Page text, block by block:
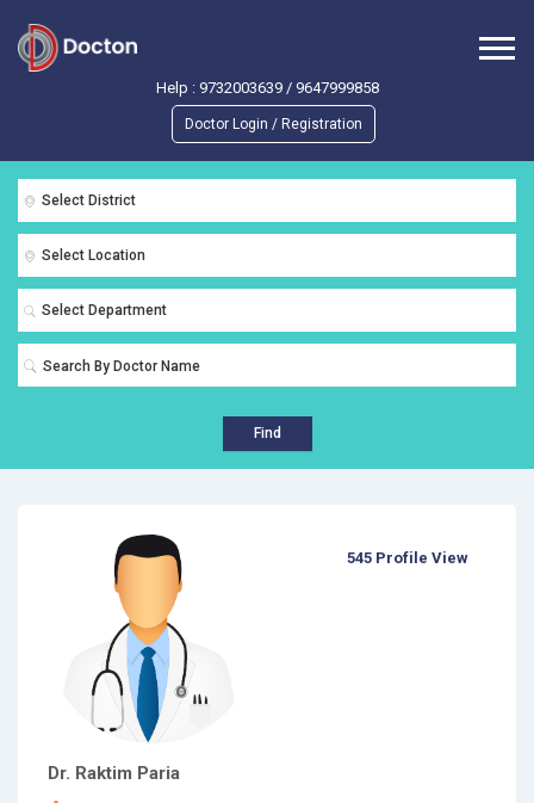
Help : 9732003639/ 9647999858
Doctor Login / Registration
Select District
Select Location
Select Department
Find
Dr. Raktim Paria
545 Profile View